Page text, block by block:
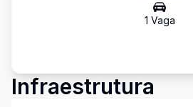
1 Vaga
Infraestrutura